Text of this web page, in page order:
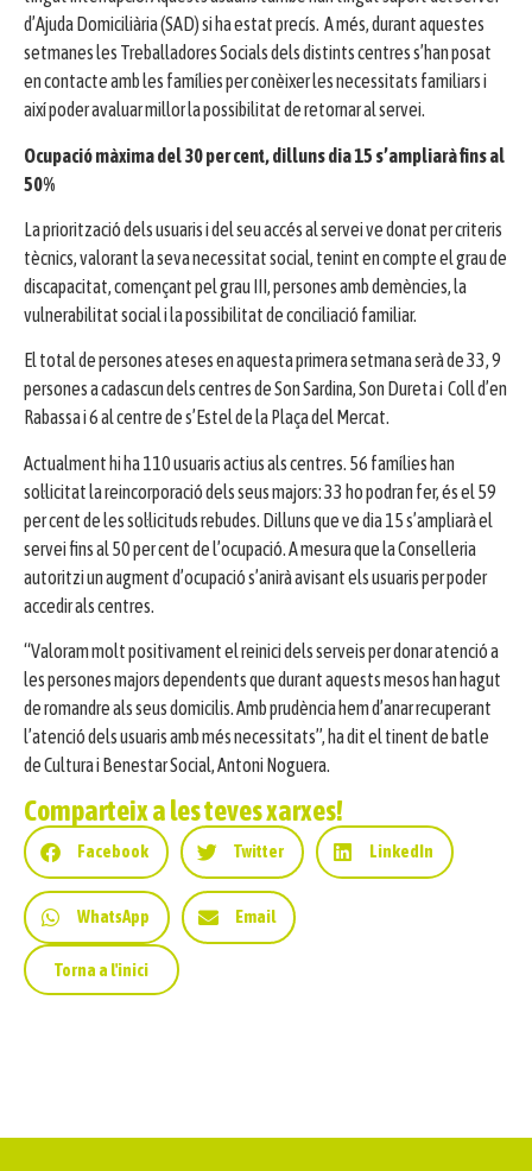
d’Ajuda Domiciliària (SAD) si ha estat precís. A més, durant aquestes
setmanes les Treballadores Socials dels distints centres s’han posat
en contacte amb les famílies per conèixer les necessitats familiars i
així poder avaluar millor la possibilitat de retornar al servei.
Ocupació màxima del 30 per cent, dilluns dia 15 s’ampliarà fins al
50%
La priorització dels usuaris i del seu accés al servei ve donat per criteris
tècnics, valorant la seva necessitat social, tenint en compte el grau de
discapacitat, començant pel grau III, persones amb demències, la
vulnerabilitat social i la possibilitat de conciliació familiar.
El total de persones ateses en aquesta primera setmana serà de 33, 9
persones a cadascun dels centres de Son Sardina, Son Dureta i Coll d’en
Rabassa i 6 al centre de s’Estel de la Plaça del Mercat.
Actualment hi ha 110 usuaris actius als centres. 56 famílies han
sol·licitat la reincorporació dels seus majors: 33 ho podran fer, és el 59
per cent de les sol·licituds rebudes. Dilluns que ve dia 15 s’ampliarà el
servei fins al 50 per cent de l’ocupació. A mesura que la Conselleria
autoritzi un augment d’ocupació s’anirà avisant els usuaris per poder
accedir als centres.
“Valoram molt positivament el reinici dels serveis per donar atenció a
les persones majors dependents que durant aquests mesos han hagut
de romandre als seus domicilis. Amb prudència hem d’anar recuperant
l’atenció dels usuaris amb més necessitats”, ha dit el tinent de batle
de Cultura i Benestar Social, Antoni Noguera.
Comparteix a les teves xarxes!
Facebook Twitter LinkedIn
WhatsApp Email
Torna a l'inici